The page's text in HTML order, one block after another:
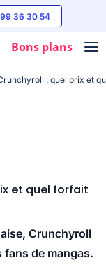
36 30 54
Bons plans
: quel prix et
et quel forfait
Crunchyroll
fans de mangas.